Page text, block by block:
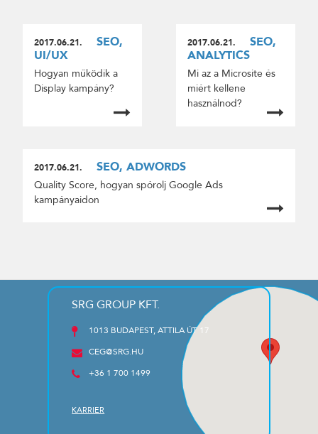
2017.06.21.
SEO,
UI/UX
Hogyan működik a
Display kampány?
2017.06.21.
SEO,
ANALYTICS
Mi az a Microsite és
miért kellene
használnod?
2017.06.21. SEO, ADWORDS
Quality Score, hogyan spórolj Google Ads
kampányaidon
SRG GROUP KFT.
1013 BUDAPEST, ATTILA ÚT 17
CEG@SRG.HU
+36 1 700 1499
KARRIER